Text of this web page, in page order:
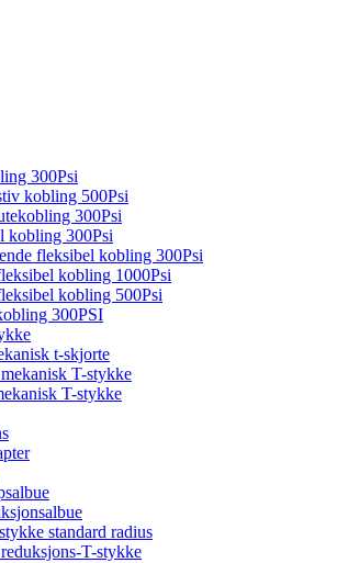
300Psi
kobling 500Psi
300Psi
kobling 300Psi
fleksibel kobling 300Psi
kobling 1000Psi
kobling 500Psi
300PSI
t-skjorte
T-stykke
T-stykke
standard radius
T-stykke